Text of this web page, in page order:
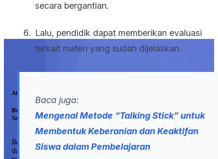
secara bergantian.
Lalu, pendidik dapat memberikan evaluasi
terkait materi yang sudah dijelaskan.
Baca juga:
Mengenal Metode “Talking Stick” untuk
Membentuk Keberanian dan Keaktifan
Siswa dalam Pembelajaran
Akses Terbatas?
Buat Akun Gratis di Guru Inovatif
Sekarang Juga!
Ikuti pelatihan dan event secara gratis, perluas wawasan, dan
dapatkan sertifikat ber-JP yang akan membantu kenaikan pangkat